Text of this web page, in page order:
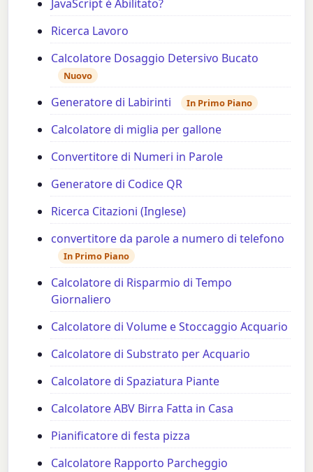
JavaScript è Abilitato?
Ricerca Lavoro
Calcolatore Dosaggio Detersivo Bucato
Nuovo
Generatore di Labirinti In Primo Piano
Calcolatore di miglia per gallone
Convertitore di Numeri in Parole
Generatore di Codice QR
Ricerca Citazioni (Inglese)
convertitore da parole a numero di telefono
In Primo Piano
Calcolatore di Risparmio di Tempo
Giornaliero
Calcolatore di Volume e Stoccaggio Acquario
Calcolatore di Substrato per Acquario
Calcolatore di Spaziatura Piante
Calcolatore ABV Birra Fatta in Casa
Pianificatore di festa pizza
Calcolatore Rapporto Parcheggio